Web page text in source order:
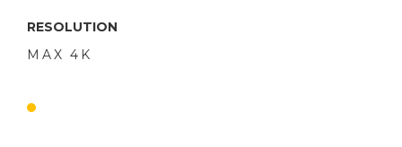
RESOLUTION
MAX 4K